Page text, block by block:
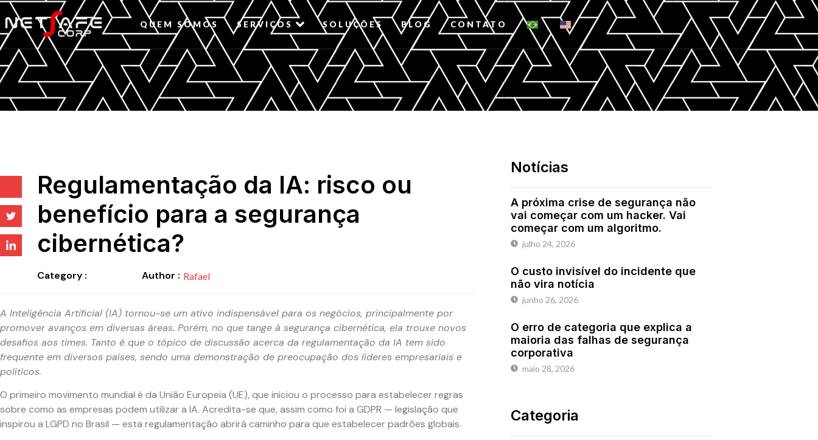
QUEM SOMOS SERVIÇOS SOLUÇÕES BLOG CONTATO
Regulamentação da IA: risco ou
benefício para a segurança
cibernética?
Category : Author : Rafael
A Inteligência Artificial (IA) tornou-se um ativo indispensável para os negócios, principalmente por
promover avanços em diversas áreas. Porém, no que tange à segurança cibernética, ela trouxe novos
desafios aos times. Tanto é que o tópico de discussão acerca da regulamentação da IA tem sido
frequente em diversos países, sendo uma demonstração de preocupação dos líderes empresariais e
políticos.
O primeiro movimento mundial é da União Europeia (UE), que iniciou o processo para estabelecer regras
sobre como as empresas podem utilizar a IA. Acredita-se que, assim como foi a GDPR — legislação que
inspirou a LGPD no Brasil — esta regulamentação abrirá caminho para que estabelecer padrões globais.
Notícias
A próxima crise de segurança não
vai começar com um hacker. Vai
começar com um algoritmo.
julho 24, 2026
O custo invisível do incidente que
não vira notícia
junho 26, 2026
O erro de categoria que explica a
maioria das falhas de segurança
corporativa
maio 28, 2026
Categoria